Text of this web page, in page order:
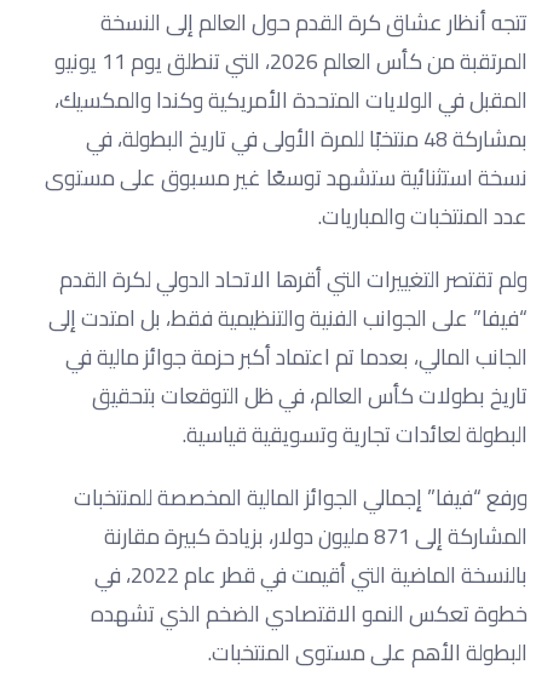
تتجه أنظار عشاق كرة القدم حول العالم إلى النسخة
المرتقبة من كأس العالم 2026، التي تنطلق يوم 11 يونيو
المقبل في الولايات المتحدة الأمريكية وكندا والمكسيك،
بمشاركة 48 منتخبًا للمرة الأولى في تاريخ البطولة، في
نسخة استثنائية ستشهد توسعًا غير مسبوق على مستوى
عدد المنتخبات والمباريات.
ولم تقتصر التغييرات التي أقرها الاتحاد الدولي لكرة القدم
“فيفا” على الجوانب الفنية والتنظيمية فقط، بل امتدت إلى
الجانب المالي، بعدما تم اعتماد أكبر حزمة جوائز مالية في
تاريخ بطولات كأس العالم، في ظل التوقعات بتحقيق
البطولة لعائدات تجارية وتسويقية قياسية.
ورفع “فيفا” إجمالي الجوائز المالية المخصصة للمنتخبات
المشاركة إلى 871 مليون دولار، بزيادة كبيرة مقارنة
بالنسخة الماضية التي أقيمت في قطر عام 2022، في
خطوة تعكس النمو الاقتصادي الضخم الذي تشهده
البطولة الأهم على مستوى المنتخبات.